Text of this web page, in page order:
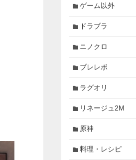
ゲーム以外
ドラブラ
ニノクロ
ブレレボ
ラグオリ
リネージュ2M
原神
料理・レシピ